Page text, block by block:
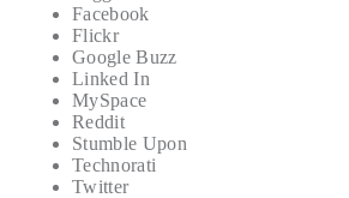
Facebook
Flickr
Google Buzz
Linked In
MySpace
Reddit
Stumble Upon
Technorati
Twitter